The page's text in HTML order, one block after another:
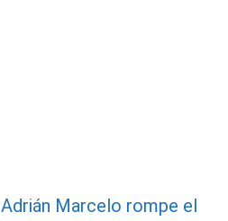
Adrián Marcelo rompe el